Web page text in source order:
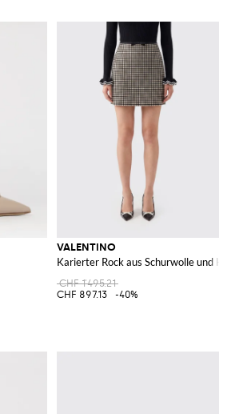
VALENTINO
Karierter Rock aus Schurwolle und
CHF 1'495.21
CHF 897.13
-40%